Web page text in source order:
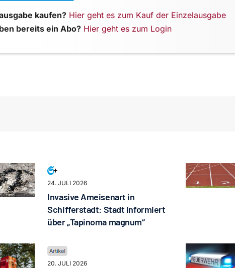
kaufen? Hier geht es zum Kauf der Einzelausgabe
bereits ein Abo? Hier geht es zum Login
24. JULI 2026
Invasive Ameisenart in
Schifferstadt: Stadt informiert
über „Tapinoma magnum“
20. JULI 2026